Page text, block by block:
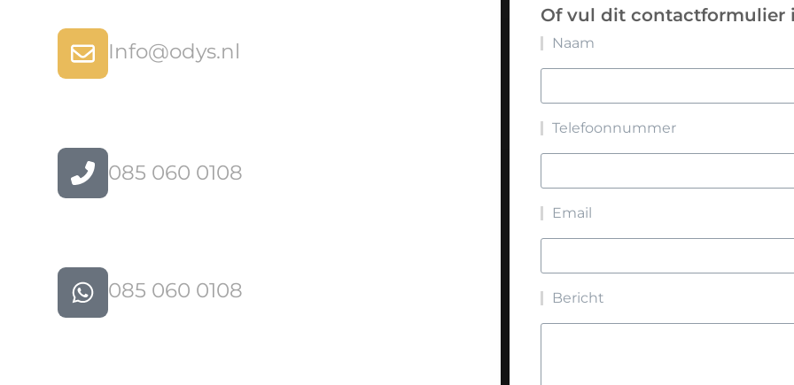
Info@odys.nl
085 060 0108
085 060 0108
Of vul dit contactformulier
Naam
Telefoonnummer
Email
Bericht